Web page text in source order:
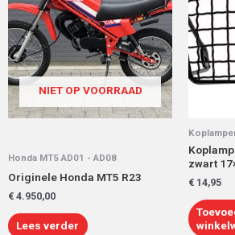
NIET OP VOORRAAD
Honda MT5 AD01 - AD08
Originele Honda MT5 R23
€ 4.950,00
Lees verder
zwart
€ 14,95